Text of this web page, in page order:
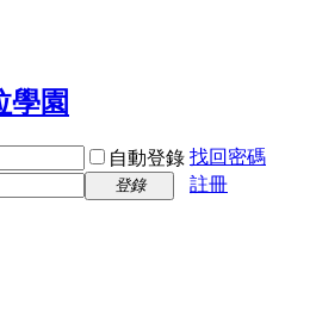
自動登錄 找回密碼
登錄
註冊